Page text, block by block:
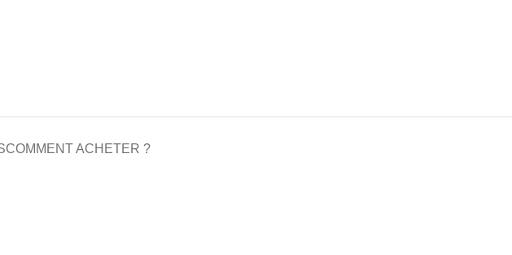
COMMENT ACHETER ?